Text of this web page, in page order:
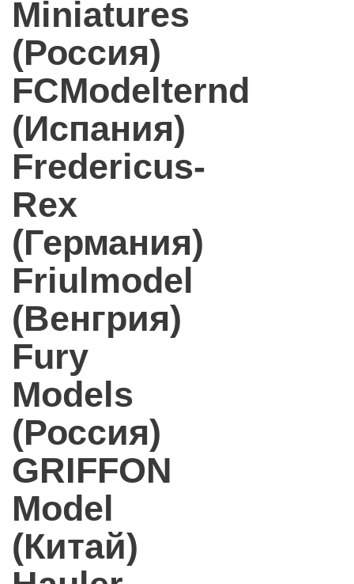
Miniatures
(Россия)
FCModelternd
(Испания)
Fredericus-
Rex
(Германия)
Friulmodel
(Венгрия)
Fury
Models
(Россия)
GRIFFON
Model
(Китай)